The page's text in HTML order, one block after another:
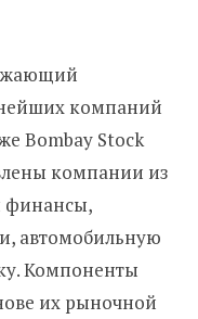
компаний
Bombay Stock
компании из
финансы,
автомобильную
Компоненты
их рыночной